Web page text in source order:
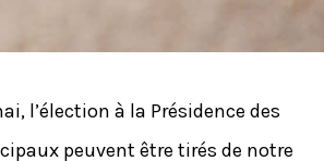
l’élection à la Présidence des
peuvent être tirés de notre